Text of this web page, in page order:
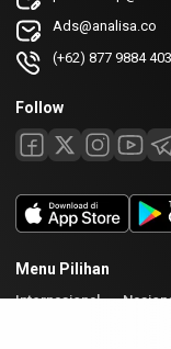
Ads@analisa.co
(+62) 877 9884
Follow
Menu Pilihan
Internasional